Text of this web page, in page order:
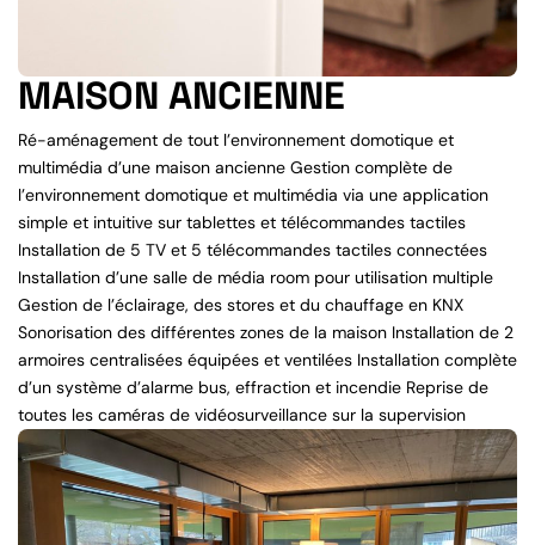
MAISON ANCIENNE
Ré-aménagement de tout l’environnement domotique et
multimédia d’une maison ancienne Gestion complète de
l’environnement domotique et multimédia via une application
simple et intuitive sur tablettes et télécommandes tactiles
Installation de 5 TV et 5 télécommandes tactiles connectées
Installation d’une salle de média room pour utilisation multiple
Gestion de l’éclairage, des stores et du chauffage en KNX
Sonorisation des différentes zones de la maison Installation de 2
armoires centralisées équipées et ventilées Installation complète
d’un système d’alarme bus, effraction et incendie Reprise de
toutes les caméras de vidéosurveillance sur la supervision